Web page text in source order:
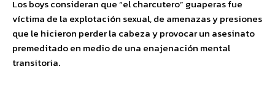
Los boys consideran que “el charcutero” guaperas fue
víctima de la explotación sexual, de amenazas y presiones
que le hicieron perder la cabeza y provocar un asesinato
premeditado en medio de una enajenación mental
transitoria.